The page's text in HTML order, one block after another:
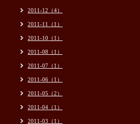
2011-12（4）
2011-11（1）
2011-10（1）
2011-08（1）
2011-07（1）
2011-06（1）
2011-05（2）
2011-04（1）
2011-03（1）